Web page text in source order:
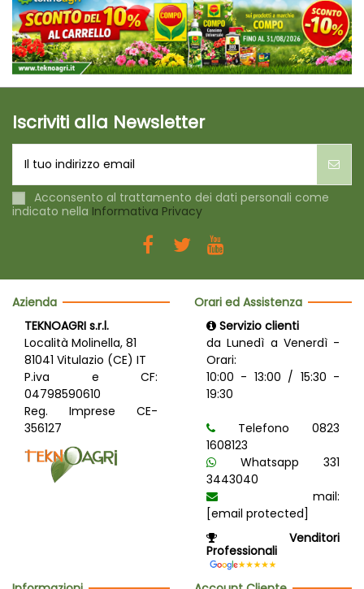
Iscriviti alla Newsletter
Acconsento al trattamento dei dati personali come
indicato nella Informativa Privacy
Azienda
TEKNOAGRI s.r.l.
Località Molinella, 81
81041 Vitulazio (CE) IT
P.iva e CF:
04798590610
Reg. Imprese CE-
356127
Orari ed Assistenza
Servizio clienti
da Lunedì a Venerdì -
Orari:
10:00 - 13:00 / 15:30 -
19:30
Telefono 0823
1608123
Whatsapp 331
3443040
mail:
[email protected]
Venditori
Professionali